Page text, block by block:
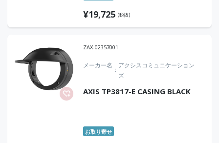
¥19,725 (税抜)
ZAX-02357001
メーカー名
アクシスコミュニケーション
ズ
AXIS TP3817-E CASING BLACK
お取り寄せ